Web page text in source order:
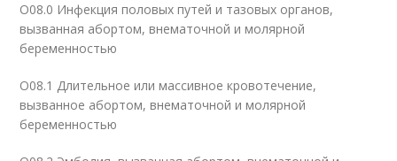
O08.0 Инфекция половых путей и тазовых органов,
вызванная абортом, внематочной и молярной
беременностью
O08.1 Длительное или массивное кровотечение,
вызванное абортом, внематочной и молярной
беременностью